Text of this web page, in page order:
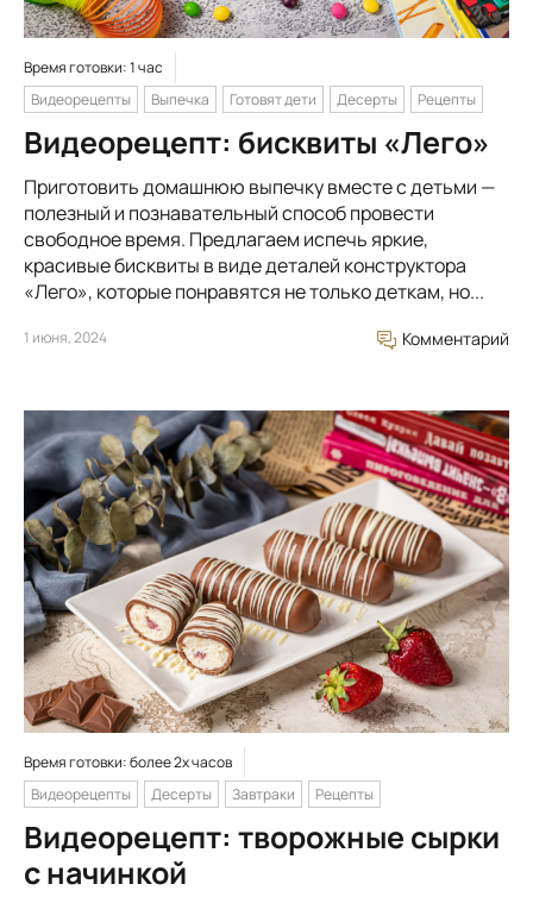
Время готовки: 1 час
Видеорецепты
Выпечка Готовят дети Десерты Рецепты
Видеорецепт: бисквиты «Лего»
Приготовить домашнюю выпечку вместе с детьми —
полезный и познавательный способ провести
свободное время. Предлагаем испечь яркие,
красивые бисквиты в виде деталей конструктора
«Лего», которые понравятся не только деткам, но...
1 июня, 2024 Комментарий
Время готовки: более 2х часов
Видеорецепты
Десерты Завтраки Рецепты
Видеорецепт: творожные сырки
с начинкой